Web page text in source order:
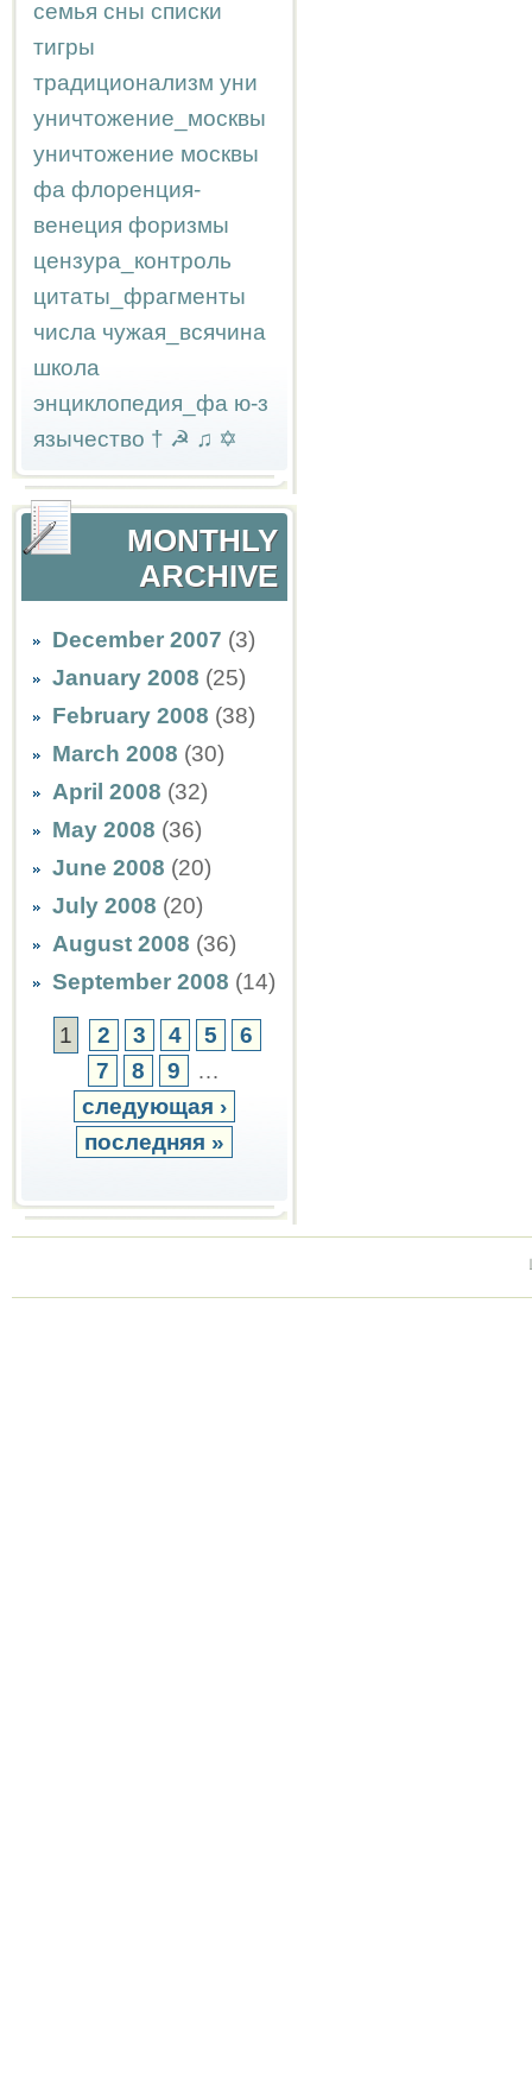
семья сны списки
тигры
традиционализм уни
уничтожение_москвы
уничтожение москвы
фа флоренция-
венеция форизмы
цензура_контроль
цитаты_фрагменты
числа чужая_всячина
школа
энциклопедия_фа ю-з
язычество † ☭ ♫ ✡
MONTHLY
ARCHIVE
December 2007 (3)
January 2008 (25)
February 2008 (38)
March 2008 (30)
April 2008 (32)
May 2008 (36)
June 2008 (20)
July 2008 (20)
August 2008 (36)
September 2008 (14)
1 2 3 4 5
6
7
8 9
…
следующая ›
последняя »